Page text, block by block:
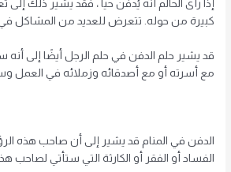
إذا رأى الحالم أنه يُدفن حياً ، فقد يشير ذلك
كبيرة من حوله. تتعرض للعديد من المشاكل في
قد يشير حلم الدفن في حلم الرجل أيضًا إلى
مع أسرته أو مع أصدقائه وزملائه في العمل
الدفن في المنام قد يشير إلى أن صاحب هذه
الفساد أو الفقر أو الكارثة التي ستأتي لصاحب